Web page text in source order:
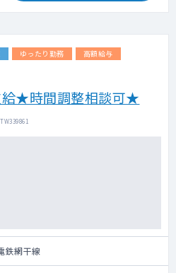
ゆったり勤務
高額給与
★時間調整相談可★
鉄網干線